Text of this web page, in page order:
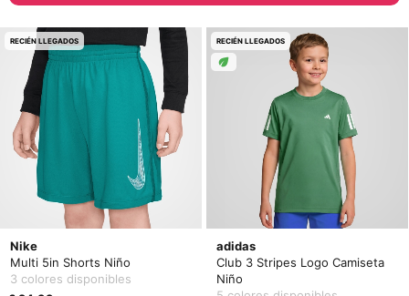
Nike
Multi 5in Shorts Niño
3 colores disponibles
RECIÉN LLEGADOS
adidas
Club 3 Stripes Logo Camiseta
Niño
RECIÉN LLEGADOS